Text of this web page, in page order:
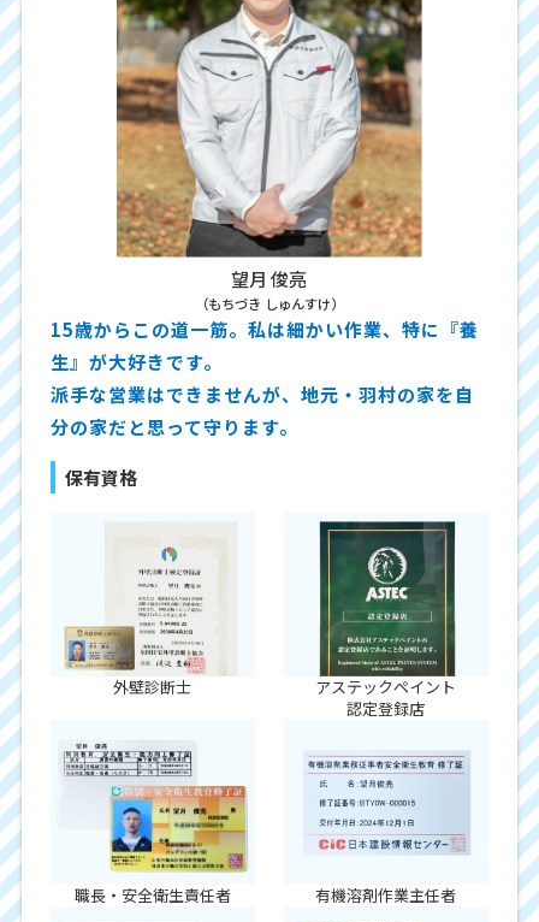
望月 俊亮
（もちづき しゅんすけ）
15歳からこの道一筋。私は細かい作業、特に『養
生』が大好きです。
派手な営業はできませんが、地元・羽村の家を自
分の家だと思って守ります。
保有資格
外壁診断士
アステックペイント
認定登録店
職長・安全衛生責任者 有機溶剤作業主任者